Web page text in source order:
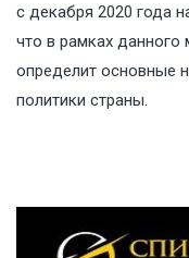
с декабря 2020 года
что в рамках данного
определит основные
политики страны.